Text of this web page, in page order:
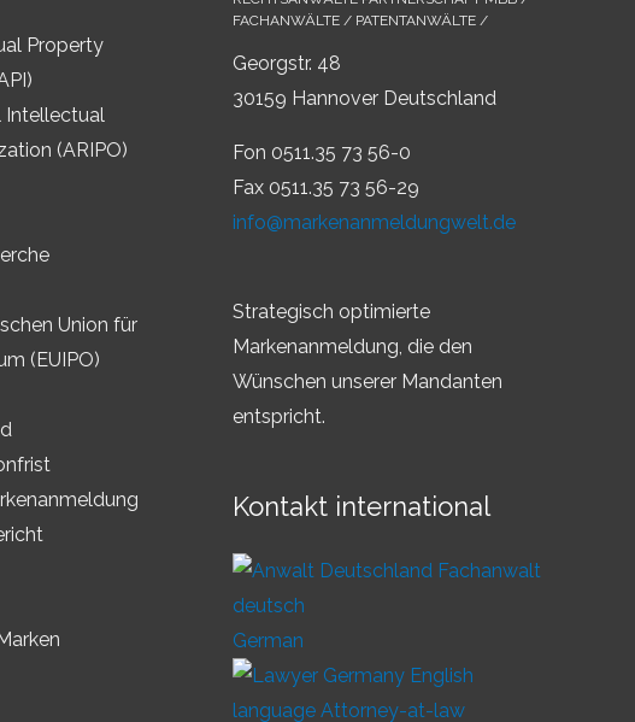
Property
Intellectual
(ARIPO)
Union für
(EUIPO)
FACHANWÄLTE / PATENTANWÄLTE /
Georgstr. 48
30159 Hannover Deutschland
Fon 0511.35 73 56-0
Fax 0511.35 73 56-29
info@markenanmeldungwelt.de
Strategisch optimierte
Markenanmeldung, die den
Wünschen unserer Mandanten
entspricht.
Kontakt international
German